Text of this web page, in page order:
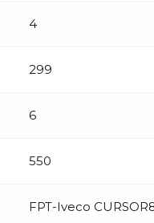
4
299
6
550
FPT-Iveco